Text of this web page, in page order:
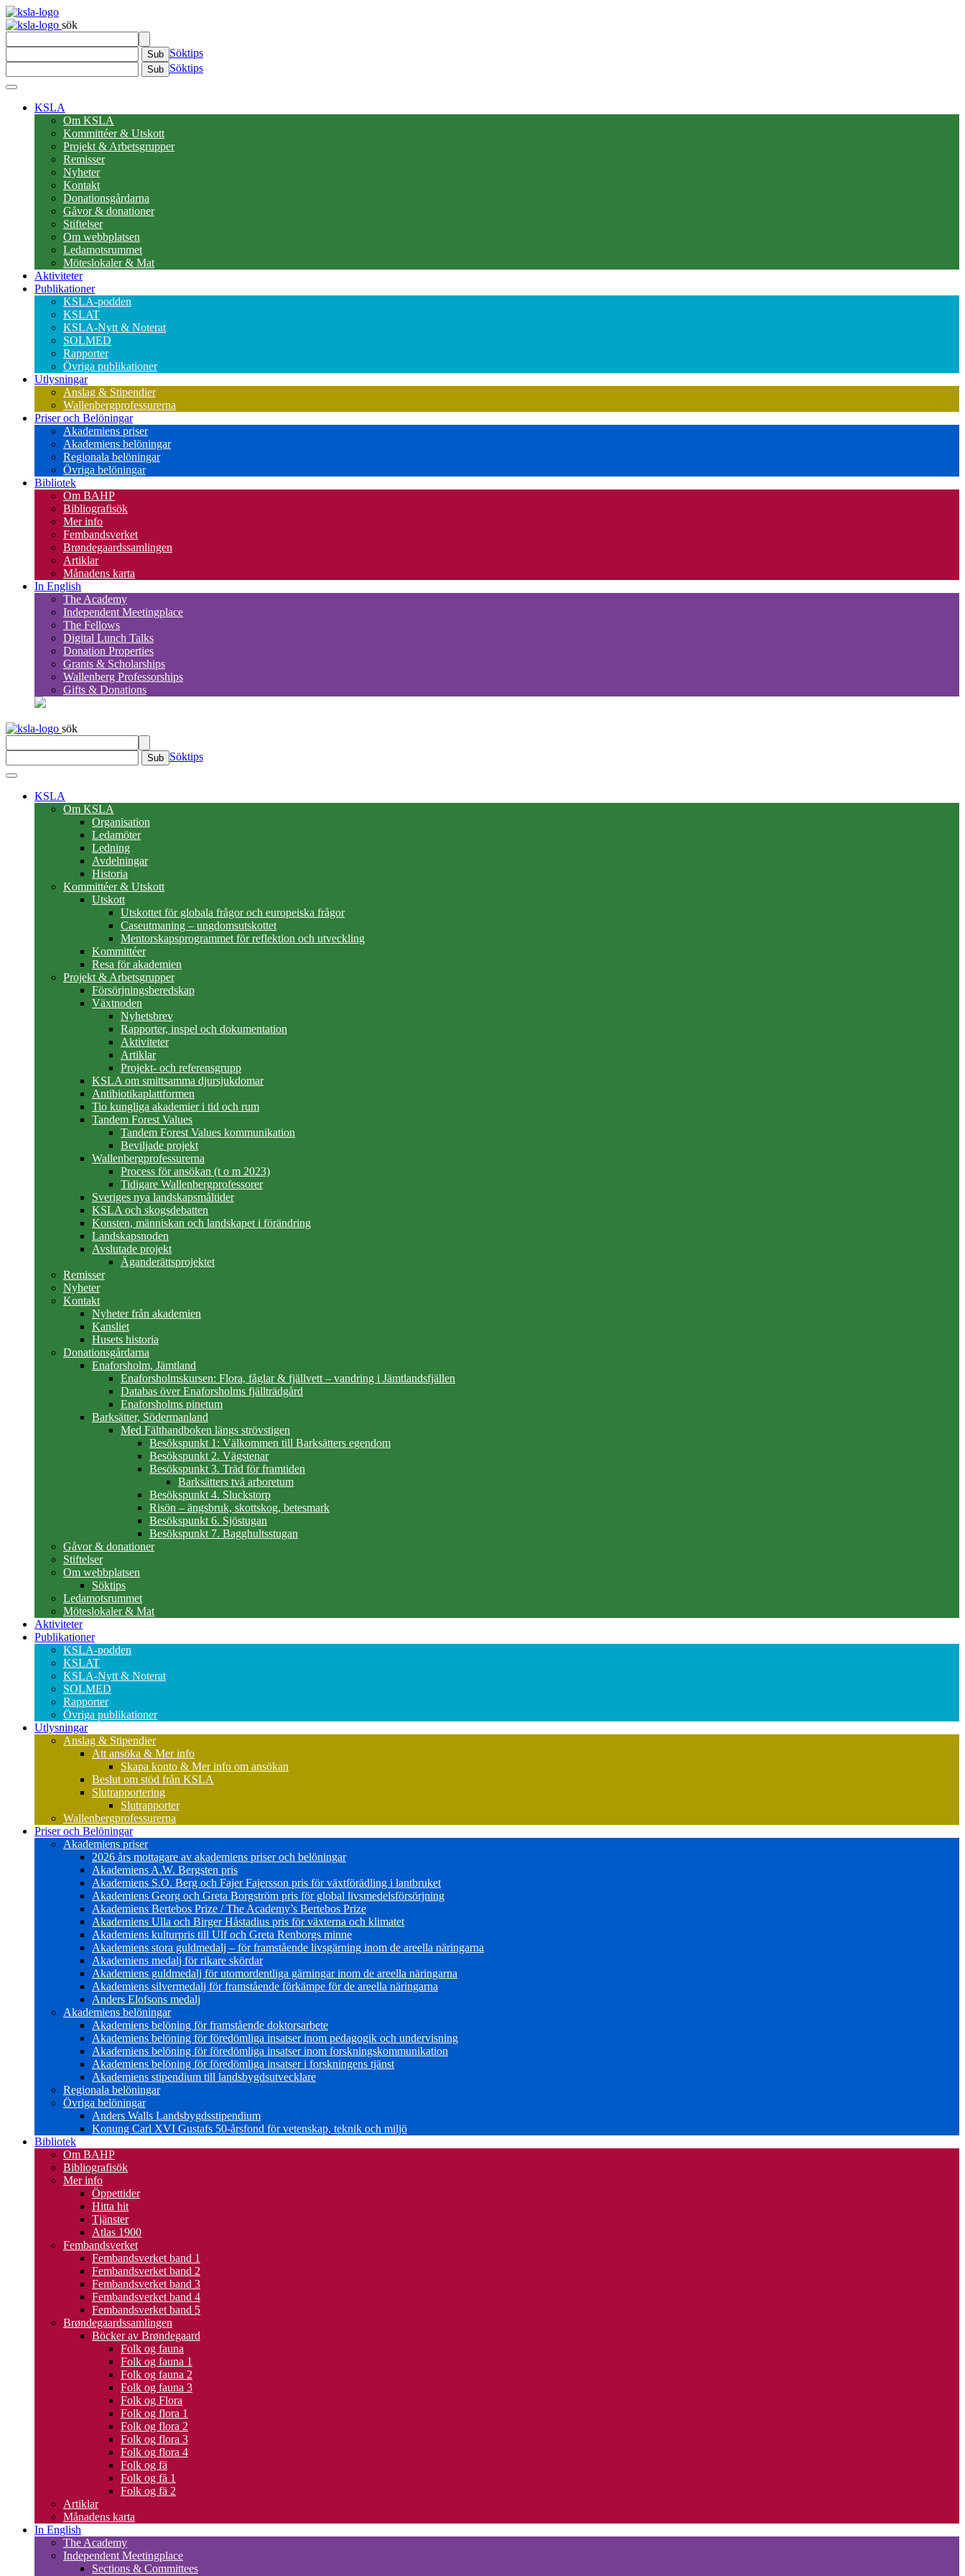
sök
Sub Söktips
Sub Söktips
KSLA
Om KSLA
Kommittéer & Utskott
Projekt & Arbetsgrupper
Remisser
Nyheter
Kontakt
Donationsgårdarna
Gåvor & donationer
Stiftelser
Om webbplatsen
Ledamotsrummet
Möteslokaler & Mat
Aktiviteter
Publikationer
KSLA-podden
KSLAT
KSLA-Nytt & Noterat
SOLMED
Rapporter
Övriga publikationer
Utlysningar
Anslag & Stipendier
Wallenbergprofessurerna
Priser och Belöningar
Akademiens priser
Akademiens belöningar
Regionala belöningar
Övriga belöningar
Bibliotek
Om BAHP
Bibliografisök
Mer info
Fembandsverket
Brøndegaardssamlingen
Artiklar
Månadens karta
In English
The Academy
Independent Meetingplace
The Fellows
Digital Lunch Talks
Donation Properties
Grants & Scholarships
Wallenberg Professorships
Gifts & Donations
sök
Sub Söktips
KSLA
Om KSLA
Organisation
Ledamöter
Ledning
Avdelningar
Historia
Kommittéer & Utskott
Utskott
Utskottet för globala frågor och europeiska frågor
Caseutmaning – ungdomsutskottet
Mentorskapsprogrammet för reflektion och utveckling
Kommittéer
Resa för akademien
Projekt & Arbetsgrupper
Försörjningsberedskap
Växtnoden
Nyhetsbrev
Rapporter, inspel och dokumentation
Aktiviteter
Artiklar
Projekt- och referensgrupp
KSLA om smittsamma djursjukdomar
Antibiotikaplattformen
Tio kungliga akademier i tid och rum
Tandem Forest Values
Tandem Forest Values kommunikation
Beviljade projekt
Wallenbergprofessurerna
Process för ansökan (t o m 2023)
Tidigare Wallenbergprofessorer
Sveriges nya landskapsmåltider
KSLA och skogsdebatten
Konsten, människan och landskapet i förändring
Landskapsnoden
Avslutade projekt
Äganderättsprojektet
Remisser
Nyheter
Kontakt
Nyheter från akademien
Kansliet
Husets historia
Donationsgårdarna
Enaforsholm, Jämtland
Enaforsholmskursen: Flora, fåglar & fjällvett – vandring i Jämtlandsfjällen
Databas över Enaforsholms fjällträdgård
Enaforsholms pinetum
Barksätter, Södermanland
Med Fälthandboken längs strövstigen
Besökspunkt 1: Välkommen till Barksätters egendom
Besökspunkt 2. Vägstenar
Besökspunkt 3. Träd för framtiden
Barksätters två arboretum
Besökspunkt 4. Sluckstorp
Risön – ängsbruk, skottskog, betesmark
Besökspunkt 6. Sjöstugan
Besökspunkt 7. Bagghultsstugan
Gåvor & donationer
Stiftelser
Om webbplatsen
Söktips
Ledamotsrummet
Möteslokaler & Mat
Aktiviteter
Publikationer
KSLA-podden
KSLAT
KSLA-Nytt & Noterat
SOLMED
Rapporter
Övriga publikationer
Utlysningar
Anslag & Stipendier
Att ansöka & Mer info
Skapa konto & Mer info om ansökan
Beslut om stöd från KSLA
Slutrapportering
Slutrapporter
Wallenbergprofessurerna
Priser och Belöningar
Akademiens priser
2026 års mottagare av akademiens priser och belöningar
Akademiens A.W. Bergsten pris
Akademiens S.O. Berg och Fajer Fajersson pris för växtförädling i lantbruket
Akademiens Georg och Greta Borgström pris för global livsmedelsförsörjning
Akademiens Bertebos Prize / The Academy’s Bertebos Prize
Akademiens Ulla och Birger Håstadius pris för växterna och klimatet
Akademiens kulturpris till Ulf och Greta Renborgs minne
Akademiens stora guldmedalj – för framstående livsgärning inom de areella näringarna
Akademiens medalj för rikare skördar
Akademiens guldmedalj för utomordentliga gärningar inom de areella näringarna
Akademiens silvermedalj för framstående förkämpe för de areella näringarna
Anders Elofsons medalj
Akademiens belöningar
Akademiens belöning för framstående doktorsarbete
Akademiens belöning för föredömliga insatser inom pedagogik och undervisning
Akademiens belöning för föredömliga insatser inom forskningskommunikation
Akademiens belöning för föredömliga insatser i forskningens tjänst
Akademiens stipendium till landsbygdsutvecklare
Regionala belöningar
Övriga belöningar
Anders Walls Landsbygdsstipendium
Konung Carl XVI Gustafs 50-årsfond för vetenskap, teknik och miljö
Bibliotek
Om BAHP
Bibliografisök
Mer info
Öppettider
Hitta hit
Tjänster
Atlas 1900
Fembandsverket
Fembandsverket band 1
Fembandsverket band 2
Fembandsverket band 3
Fembandsverket band 4
Fembandsverket band 5
Brøndegaardssamlingen
Böcker av Brøndegaard
Folk og fauna
Folk og fauna 1
Folk og fauna 2
Folk og fauna 3
Folk og Flora
Folk og flora 1
Folk og flora 2
Folk og flora 3
Folk og flora 4
Folk og fä
Folk og fä 1
Folk og fä 2
Artiklar
Månadens karta
In English
The Academy
Independent Meetingplace
Sections & Committees